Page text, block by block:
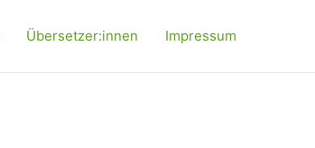
Übersetzer:innen Impressum